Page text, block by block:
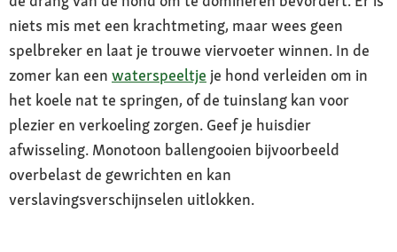
niets mis met een krachtmeting, maar wees geen
spelbreker en laat je trouwe viervoeter winnen. In de
zomer kan een waterspeeltje je hond verleiden om in
het koele nat te springen, of de tuinslang kan voor
plezier en verkoeling zorgen. Geef je huisdier
afwisseling. Monotoon ballengooien bijvoorbeeld
overbelast de gewrichten en kan
verslavingsverschijnselen uitlokken.